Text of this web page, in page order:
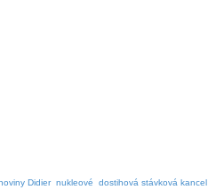
Didier nukleové dostihová stávková kancel